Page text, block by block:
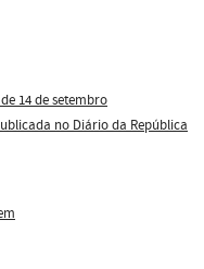
de 14 de setembro
no Diário da República